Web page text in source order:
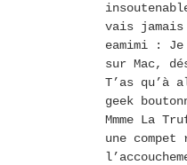
vais
eamimi :
sur Mac,
T’as qu’à
geek
Mmme La
une